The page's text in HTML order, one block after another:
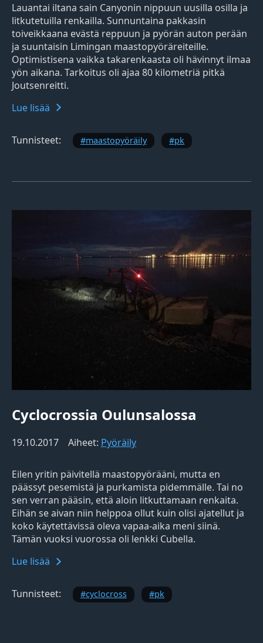
Lauantai iltana sain Canyonin nippuun uusilla osilla ja
litkutetuilla renkailla. Sunnuntaina pakkasin
toiveikkaana evästä reppuun ja pyörän auton perään
ja suuntaisin Limingan maastopyöräreiteille.
Optimistisena vaikka takarenkaasta oli hävinnyt ilmaa
yön aikana. Tarkoitus oli ajaa 80 kilometriä pitkä
Joutsenreitti.
Lue lisää
Tunnisteet: maastopyöräily pk
Cyclocrossia Oulunsalossa
19.10.2017 Aiheet: Pyöräily
Eilen yritin päivitellä maastopyörääni, mutta en
päässyt pesemistä ja purkamista pidemmälle. Tai no
sen verran pääsin, että aloin litkuttamaan renkaita.
Eihän se aivan niin helppoa ollut kuin olisi ajatellut ja
koko käytettävissä oleva vapaa-aika meni siinä.
Tämän vuoksi vuorossa oli lenkki Cubella.
Lue lisää
Tunnisteet: cyclocross pk